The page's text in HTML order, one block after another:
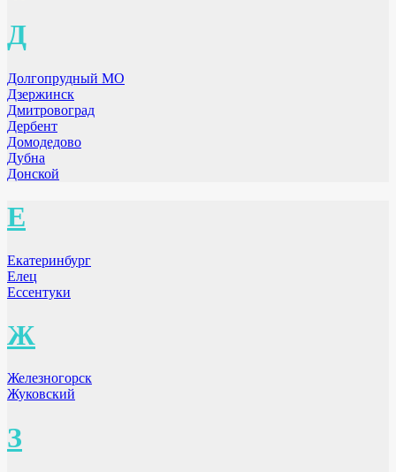
Д
Долгопрудный МО
Дзержинск
Дмитровоград
Дербент
Домодедово
Дубна
Донской
Е
Екатеринбург
Елец
Ессентуки
Ж
Железногорск
Жуковский
З